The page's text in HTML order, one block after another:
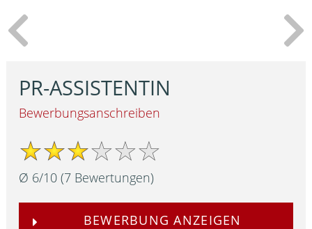
PR-ASSISTENTIN
Bewerbungsanschreiben
Ø 6/10 (7 Bewertungen)
BEWERBUNG ANZEIGEN